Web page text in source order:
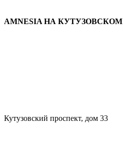
AMNESIA НА КУТУЗОВСКОМ
Кутузовский проспект, дом 33